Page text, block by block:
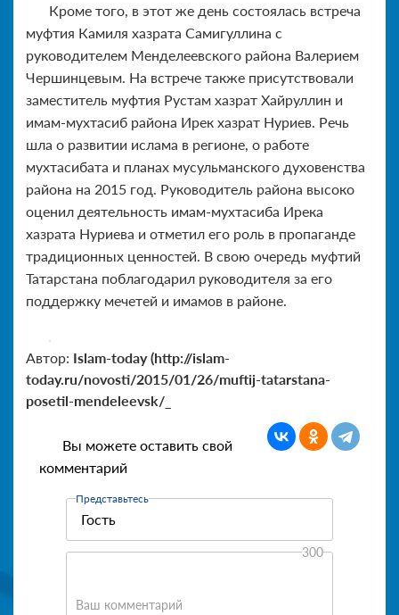
Кроме того, в этот же день состоялась встреча
муфтия Камиля хазрата Самигуллина с
руководителем Менделеевского района Валерием
Чершинцевым. На встрече также присутствовали
заместитель муфтия Рустам хазрат Хайруллин и
имам-мухтасиб района Ирек хазрат Нуриев. Речь
шла о развитии ислама в регионе, о работе
мухтасибата и планах мусульманского духовенства
района на 2015 год. Руководитель района высоко
оценил деятельность имам-мухтасиба Ирека
хазрата Нуриева и отметил его роль в пропаганде
традиционных ценностей. В свою очередь муфтий
Татарстана поблагодарил руководителя за его
поддержку мечетей и имамов в районе.
Автор: Islam-today (http://islam-
today.ru/novosti/2015/01/26/muftij-tatarstana-
posetil-mendeleevsk/_
Вы можете оставить свой
комментарий
Представьтесь
Ваш комментарий
300